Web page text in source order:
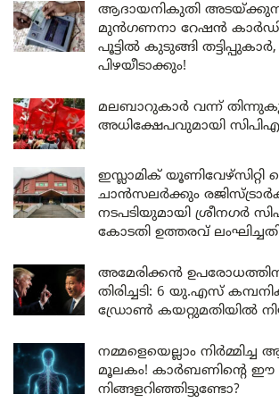
ആദായനികുതി അടയ്ക്കുന്ന
മുൻഗണനാ റേഷൻ
പൂട്ടിൽ കുടുങ്ങി
പിഴയീടാക്കും!
മലബാറുകാർ വന്ന്
അധിക്ഷേപവുമായി
ഇസ്ലാമിക്
ചാൻസലർക്കും
നടപടിയുമായി ശ്രീനഗർ
കോടതി ഉത്തരവ്
അമേരിക്കൻ
തിരിച്ചടി: 6 യു.എസ്
ഡ്രോൺ കയറ്റുമതിയിൽ
നമ്മളെയെല്ലാം നിർമ്മിച്ച
മൂലകം! കാർബണിന്റെ ഈ
നിങ്ങളറിഞ്ഞിട്ടുണ്ടോ?